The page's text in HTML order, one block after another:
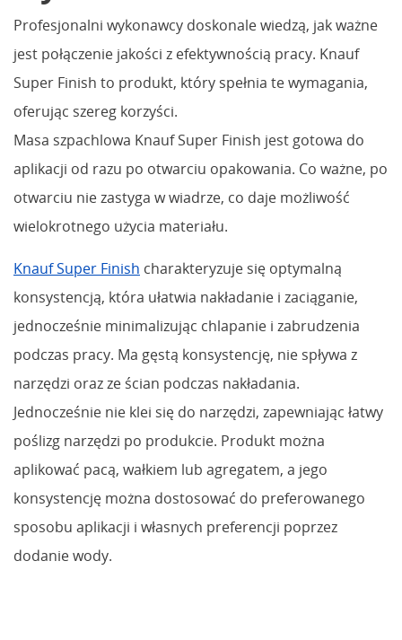
Profesjonalni wykonawcy doskonale wiedzą, jak ważne
jest połączenie jakości z efektywnością pracy. Knauf
Super Finish to produkt, który spełnia te wymagania,
oferując szereg korzyści.
Masa szpachlowa Knauf Super Finish jest gotowa do
aplikacji od razu po otwarciu opakowania. Co ważne, po
otwarciu nie zastyga w wiadrze, co daje możliwość
wielokrotnego użycia materiału.
Knauf Super Finish charakteryzuje się optymalną
konsystencją, która ułatwia nakładanie i zaciąganie,
jednocześnie minimalizując chlapanie i zabrudzenia
podczas pracy. Ma gęstą konsystencję, nie spływa z
narzędzi oraz ze ścian podczas nakładania.
Jednocześnie nie klei się do narzędzi, zapewniając łatwy
poślizg narzędzi po produkcie. Produkt można
aplikować pacą, wałkiem lub agregatem, a jego
konsystencję można dostosować do preferowanego
sposobu aplikacji i własnych preferencji poprzez
dodanie wody.